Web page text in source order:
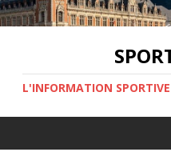
L'INFORMATION